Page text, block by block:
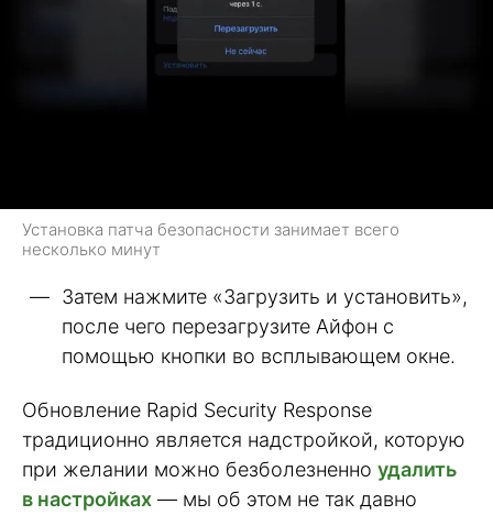
Установка патча безопасности занимает всего
несколько минут
Затем нажмите «Загрузить и установить»,
после чего перезагрузите Айфон с
помощью кнопки во всплывающем окне.
Обновление Rapid Security Response
традиционно является надстройкой, которую
при желании можно безболезненно удалить
в настройках — мы об этом не так давно